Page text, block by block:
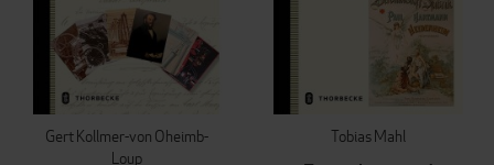
Gert Kollmer-von Oheimb-
Loup
Tobias Mahl